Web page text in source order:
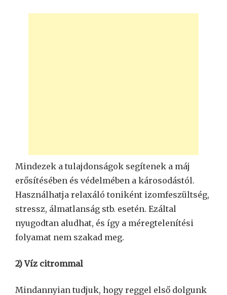
Mindezek a tulajdonságok segítenek a máj
erősítésében és védelmében a károsodástól.
Használhatja relaxáló toniként izomfeszültség,
stressz, álmatlanság stb. esetén. Ezáltal
nyugodtan aludhat, és így a méregtelenítési
folyamat nem szakad meg.
2) Víz citrommal
Mindannyian tudjuk, hogy reggel első dolgunk